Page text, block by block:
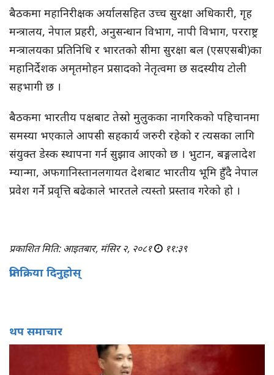
बैठकमा महानिरीक्षक अर्यालसहित उच्च सुरक्षा अधिकारी, गृह
मन्त्रालय, नेपाल प्रहरी, अनुसन्धान विभाग, नापी विभाग, परराष्ट्र
मन्त्रालयका प्रतिनिधि र भारतको सीमा सुरक्षा बल (एसएसबी)का
महानिर्देशक अमृतमोहन प्रसादको नेतृत्वमा छ सदस्यीय टोली
सहभागी छ ।
बैठकमा भारतीय पक्षबाट तेस्रो मुलुकका नागरिकको पहिचानमा
समस्या भएकाले आपसी सहकार्य जरुरी रहेको र त्यसका लागि
संयुक्त डेस्क स्थापना गर्न सुझाव आएको छ । भुटान, बङ्गलादेश
म्यान्मा, अफगानिस्तानलगायत देशबाट भारतीय भूमि हुँदै नेपाल
प्रवेश गर्ने प्रवृत्ति बढेकाले भारतले त्यस्तो प्रस्ताव गरेको हो ।
प्रकाशित मिति: आइतबार, मंसिर २, २०८१ ११:३९
प्रतिक्रिया दिनुहोस्
थप समाचार